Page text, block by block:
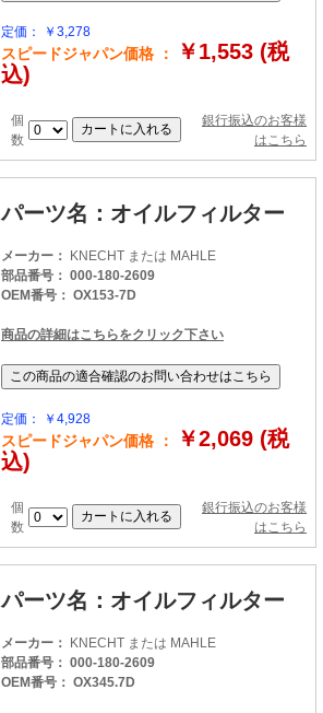
定価： ￥3,278
スピードジャパン価格 ：
￥1,553 (税
込)
個
数
銀行振込のお客様
はこちら
パーツ名：オイルフィルター
メーカー：
KNECHT または MAHLE
部品番号： 000-180-2609
OEM番号： OX153-7D
商品の詳細はこちらをクリック下さい
定価： ￥4,928
スピードジャパン価格 ：
￥2,069 (税
込)
個
数
銀行振込のお客様
はこちら
パーツ名：オイルフィルター
メーカー：
KNECHT または MAHLE
部品番号： 000-180-2609
OEM番号： OX345.7D